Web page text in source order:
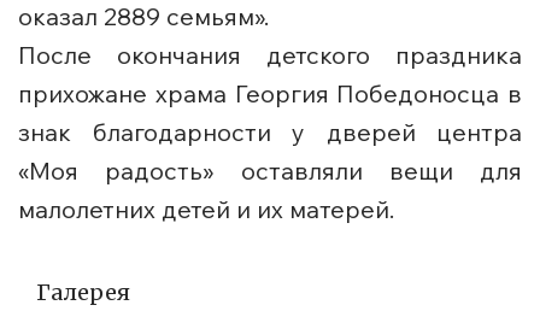
оказал 2889 семьям».
После окончания детского праздника
прихожане храма Георгия Победоносца в
знак благодарности у дверей центра
«Моя радость» оставляли вещи для
малолетних детей и их матерей.
Галерея